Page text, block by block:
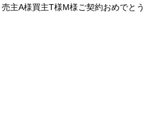
A様買主T様M様ご契約おめでとう